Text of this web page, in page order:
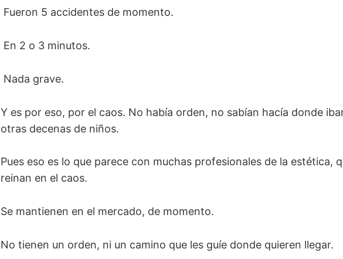
Fueron 5 accidentes de momento.
En 2 o 3 minutos.
Nada grave.
Y es por eso, por el caos. No había orden, no sabían hacía donde
otras decenas de niños.
Pues eso es lo que parece con muchas profesionales de la estética,
reinan en el caos.
Se mantienen en el mercado, de momento.
No tienen un orden, ni un camino que les guíe donde quieren llegar.